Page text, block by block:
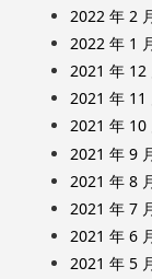
2022 年 2
2022 年 1
2021 年 12
2021 年 11
2021 年 10
2021 年 9
2021 年 8
2021 年 7
2021 年 6
2021 年 5